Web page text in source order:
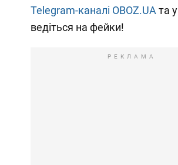
Telegram-каналі OBOZ.UA та у
ведіться на фейки!
РЕКЛАМА